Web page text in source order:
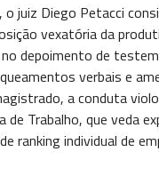
o juiz Diego Petacci
vexatória da
depoimento de
verbais e
a conduta
de Trabalho, que veda
ranking individual de